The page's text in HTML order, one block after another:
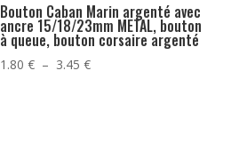
Bouton Caban Marin argenté avec
ancre 15/18/23mm METAL, bouton
à queue, bouton corsaire argenté
1.80€ – 3.45€Plage